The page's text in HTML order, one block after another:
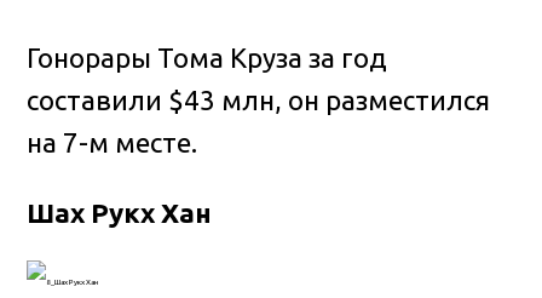
Гонорары Тома Круза за год
составили $43 млн, он разместился
на 7-м месте.
Шах Рукх Хан